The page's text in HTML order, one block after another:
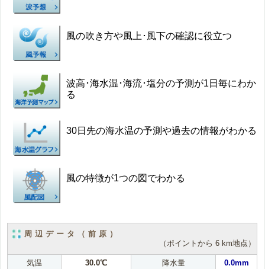
風の吹き方や風上･風下の確認に役立つ
波高･海水温･海流･塩分の予測が1日毎にわか
る
30日先の海水温の予測や過去の情報がわかる
風の特徴が1つの図でわかる
周辺データ（前原）
（ポイントから 6 km地点）
気温 30.0℃ 降水量
0.0mm